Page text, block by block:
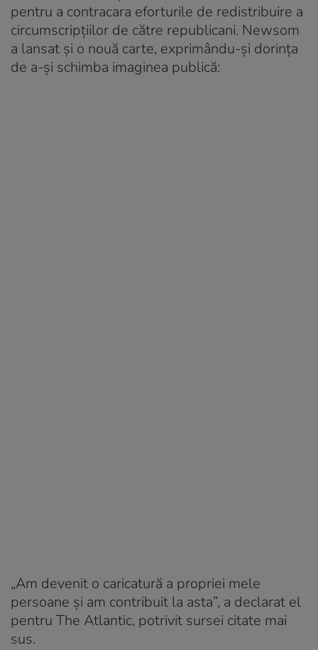
pentru a contracara eforturile de redistribuire a
circumscripțiilor de către republicani. Newsom
a lansat și o nouă carte, exprimându-și dorința
de a-și schimba imaginea publică:
„Am devenit o caricatură a propriei mele
persoane și am contribuit la asta”, a declarat el
pentru The Atlantic, potrivit sursei citate mai
sus.